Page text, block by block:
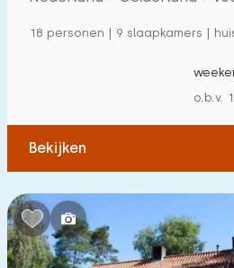
18 personen | 9 slaapkamers |
o.b.v.
Bekijken